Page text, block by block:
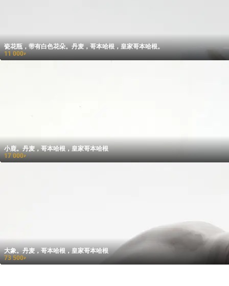
瓷花瓶，带有白色花朵。丹麦，哥本哈根，皇家哥本哈根。
11 000₽
小鹿。丹麦，哥本哈根，皇家哥本哈根
17 000₽
大象。丹麦，哥本哈根，皇家哥本哈根
73 500₽